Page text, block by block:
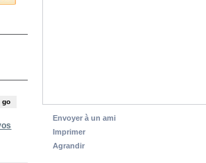
Envoyer à un ami
Imprimer
Agrandir